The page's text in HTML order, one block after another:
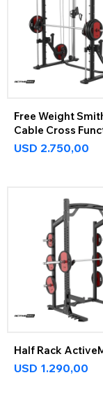
Free Weight
Cable Cross
Gym ActiveMax
USD 2.750,00
Half Rack
USD 1.290,00